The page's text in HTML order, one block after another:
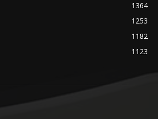
1364
1253
1182
1123